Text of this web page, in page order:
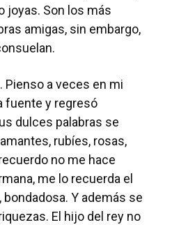
joyas. Son los más
amigas, sin embargo,
Pienso a veces en mi
fuente y regresó
dulces palabras se
rubíes, rosas,
no me hace
me lo recuerda el
bondadosa. Y además se
El hijo del rey no